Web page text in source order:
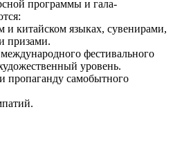
программы и гала-
и китайском языках, сувенирами,
призами.
фестивального
уровень.
пропаганду самобытного